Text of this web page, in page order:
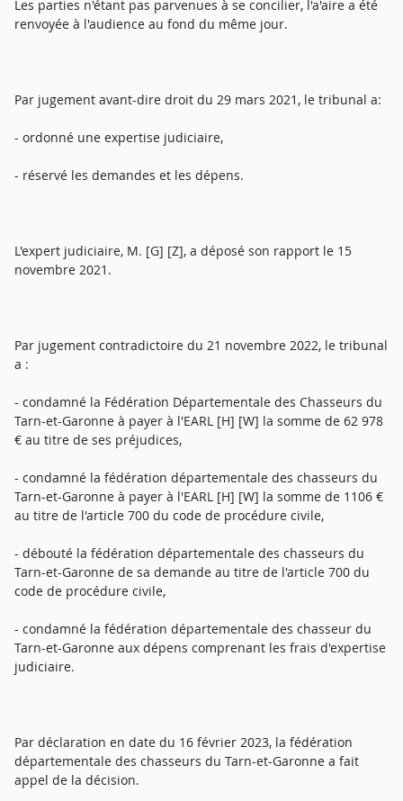
Les parties n'étant pas parvenues à se concilier, l'a'aire a été
renvoyée à l'audience au fond du même jour.
Par jugement avant-dire droit du 29 mars 2021, le tribunal a:
- ordonné une expertise judiciaire,
- réservé les demandes et les dépens.
L'expert judiciaire, M. [G] [Z], a déposé son rapport le 15
novembre 2021.
Par jugement contradictoire du 21 novembre 2022, le tribunal
a :
- condamné la Fédération Départementale des Chasseurs du
Tarn-et-Garonne à payer à l'EARL [H] [W] la somme de 62 978
€ au titre de ses préjudices,
- condamné la fédération départementale des chasseurs du
Tarn-et-Garonne à payer à l'EARL [H] [W] la somme de 1106 €
au titre de l'article 700 du code de procédure civile,
- débouté la fédération départementale des chasseurs du
Tarn-et-Garonne de sa demande au titre de l'article 700 du
code de procédure civile,
- condamné la fédération départementale des chasseur du
Tarn-et-Garonne aux dépens comprenant les frais d'expertise
judiciaire.
Par déclaration en date du 16 février 2023, la fédération
départementale des chasseurs du Tarn-et-Garonne a fait
appel de la décision.